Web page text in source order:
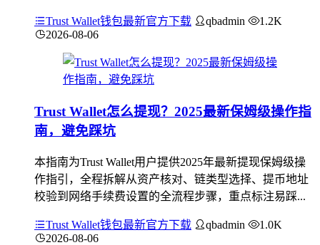
Trust Wallet钱包最新官方下载 qbadmin
1.2K
2026-08-06
Trust Wallet怎么提现？2025最新保姆级操作指
南，避免踩坑
本指南为Trust Wallet用户提供2025年最新提现保姆级操
作指引，全程拆解从资产核对、链类型选择、提币地址
校验到网络手续费设置的全流程步骤，重点标注易踩...
Trust Wallet钱包最新官方下载 qbadmin
1.0K
2026-08-06